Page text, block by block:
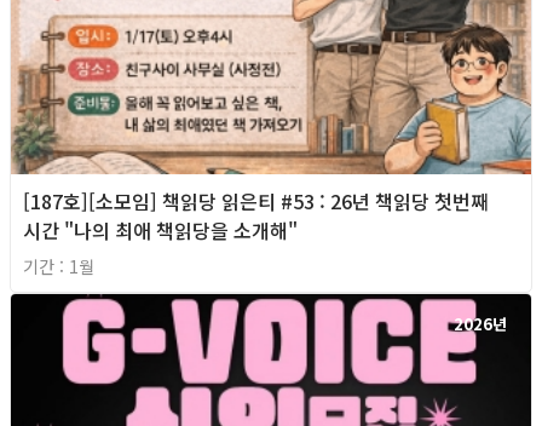
[187호][소모임] 책읽당 읽은티 #53 : 26년 책읽당 첫번째
시간 "나의 최애 책읽당을 소개해"
기간 : 1월
2026년